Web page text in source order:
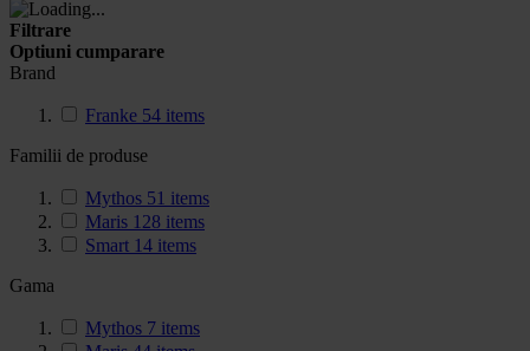
Filtrare
Optiuni cumparare
Brand
Franke 54 items
Familii de produse
Mythos 51 items
Maris 128 items
Smart 14 items
Gama
Mythos 7 items